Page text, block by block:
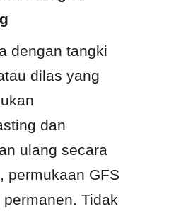
dengan tangki
dilas yang
dan
ulang secara
permukaan GFS
permanen. Tidak